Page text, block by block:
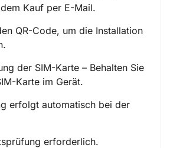
Kauf per E-Mail.
QR-Code, um die Installation
der SIM-Karte – Behalten Sie
Karte im Gerät.
erfolgt automatisch bei der
erforderlich.